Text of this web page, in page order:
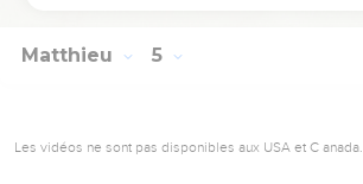
Matthieu 5
Les vidéos ne sont pas disponibles aux USA et C anada.